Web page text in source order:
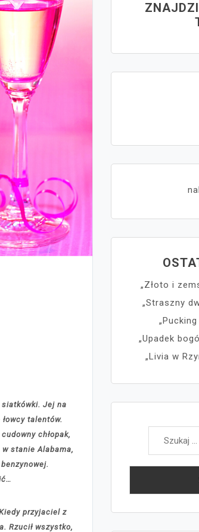
siatkówki. Jej na
talentów.
chłopak,
stanie Alabama,
przyjaciel z
Rzucił wszystko,
„Złoto i
„Straszny
„Upadek
„Livia w
Szukaj: